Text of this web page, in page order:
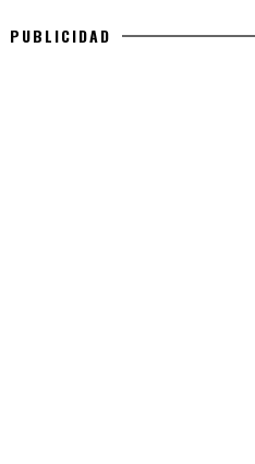
PUBLICIDAD